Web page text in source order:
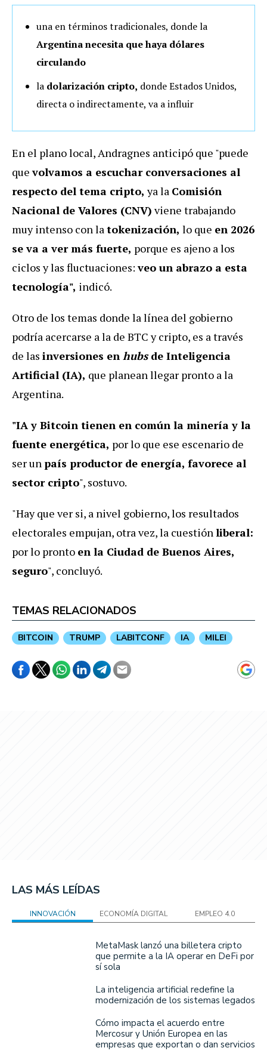
una en términos tradicionales, donde la
Argentina necesita que haya dólares
circulando
la dolarización cripto, donde Estados Unidos,
directa o indirectamente, va a influir
En el plano local, Andragnes anticipó que "puede
quevolvamos a escuchar conversaciones al
respecto del tema cripto, ya la Comisión
Nacional de Valores (CNV) viene trabajando
muy intenso con latokenización, lo que en 2026
se va a ver más fuerte, porque es ajeno a los
ciclos y las fluctuaciones:veo un abrazo a esta
tecnología", indicó.
Otro de los temas donde la línea del gobierno
podría acercarse a la de BTC y cripto, es a través
de las inversiones en hubsde Inteligencia
Artificial (IA), que planean llegar pronto a la
Argentina.
"IA y Bitcoin tienen en común la minería y la
fuente energética, por lo que ese escenario de
ser unpaís productor de energía, favorece al
sector cripto", sostuvo.
"Hay que ver si, a nivel gobierno, los resultados
electorales empujan, otra vez, la cuestiónliberal:
por lo pronto en la Ciudad de Buenos Aires,
seguro", concluyó.
TEMAS RELACIONADOS
BITCOIN TRUMP LABITCONF IA MILEI
LAS MÁS LEÍDAS
INNOVACIÓN ECONOMÍA DIGITAL EMPLEO 4.0
MetaMask lanzó una billetera cripto
que permite a la IA operar en DeFi por
sí sola
La inteligencia artificial redefine la
modernización de los sistemas legados
Cómo impacta el acuerdo entre
Mercosur y Unión Europea en las
empresas que exportan o dan servicios